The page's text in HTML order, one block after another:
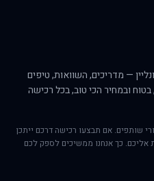
— מדריכים, השוואות, טיפים
בטוח ובמחיר הכי טוב, בכל רכישה
שותפים. אם תבצעו רכישה דרכם ייתכן
כך אנחנו ממשיכים לספק לכם